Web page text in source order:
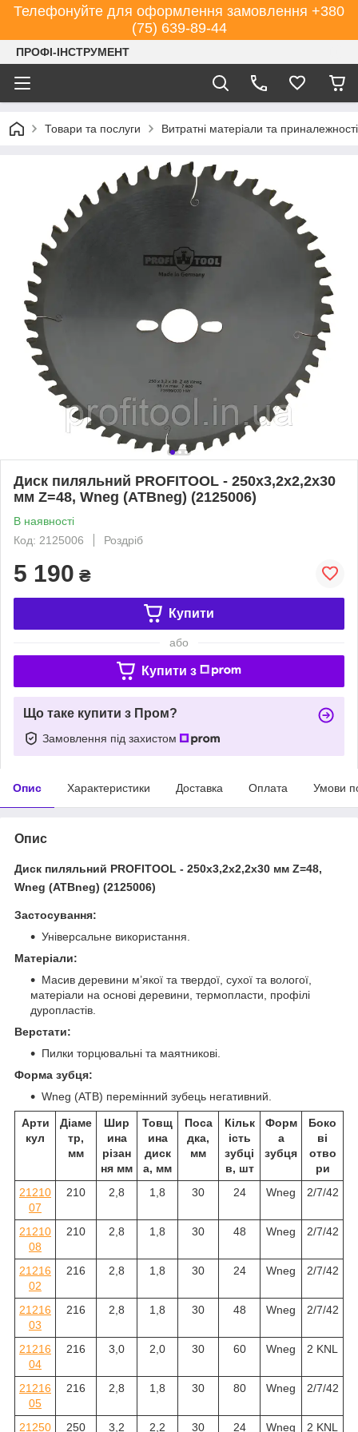
Телефонуйте для оформлення замовлення +380
(75) 639-89-44
ПРОФІ-ІНСТРУМЕНТ
Товари та послуги Витратні матеріали та
Диск пиляльний PROFITOOL - 250х3,2х2,2х30
мм Z=48, Wneg (ATBneg) (2125006)
В наявності
Код: 2125006
Роздріб
5 190 ₴
Купити
або
Купити з
Що таке купити з Пром?
Замовлення під захистом
Опис Характеристики Доставка Оплата Умови
Опис
Диск пиляльний PROFITOOL - 250х3,2х2,2х30 мм Z=48,
Wneg (ATBneg) (2125006)
Застосування:
Універсальне використання.
Матеріали:
Масив деревини м’якої та твердої, сухої та вологої,
матеріали на основі деревини, термопласти, профілі
дуропластів.
Верстати:
Пилки торцювальні та маятникові.
Форма зубця:
Wneg (ATB) перемінний зубець негативний.
Арти
кул
Діаме
тр,
мм
Шир
ина
різан
ня мм
Товщ
ина
диск
а, мм
Поса
дка,
мм
Кільк
ість
зубці
в, шт
Форм
а
зубця
Боко
ві
отво
ри
21210
07
210 2,8 1,8 30 24 Wneg 2/7/42
21210
08
210 2,8 1,8 30 48 Wneg 2/7/42
21216
02
216 2,8 1,8 30 24 Wneg 2/7/42
21216
03
216 2,8 1,8 30 48 Wneg 2/7/42
21216
04
216 3,0 2,0 30 60 Wneg 2 KNL
21216
05
216 2,8 1,8 30 80 Wneg 2/7/42
21250 250 3,2 2,2 30 24 Wneg 2 KNL